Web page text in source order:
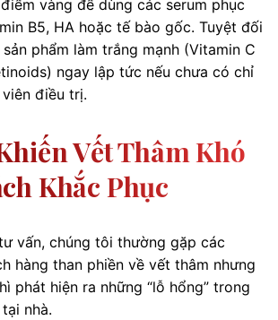
vàng để dùng các serum phục
B5, HA hoặc tế bào gốc. Tuyệt đối
phẩm làm trắng mạnh (Vitamin C
ngay lập tức nếu chưa có chỉ
điều trị.
Vết Thâm Khó
Khắc Phục
vấn, chúng tôi thường gặp các
hàng than phiền về vết thâm nhưng
phát hiện ra những “lỗ hổng” trong
nhà.